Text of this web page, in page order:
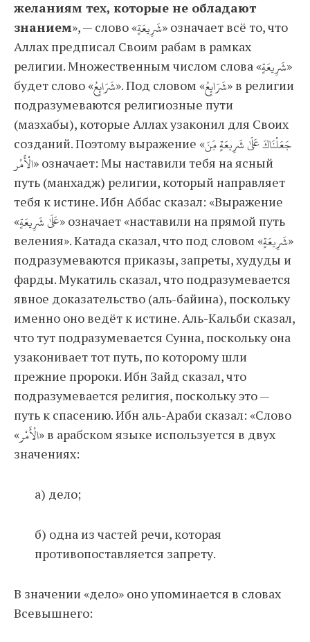
желаниям тех, которые не обладают
знанием», — слово «شَرِيعَةٍ» означает всё то, что
Аллах предписал Своим рабам в рамках
религии. Множественным числом слова «شَرِيعَةٍ»
будет слово «شَرَائِعُ». Под словом «شَرَائِعُ» в религии
подразумеваются религиозные пути
(мазхабы), которые Аллах узаконил для Своих
созданий. Поэтому выражение «جَعَلْنَاكَ عَلَىٰ شَرِيعَةٍ مِّنَ
الْأَمْر» означает: Мы наставили тебя на ясный
путь (манхадж) религии, который направляет
тебя к истине. Ибн Аббас сказал: «Выражение
«عَلَىٰ شَرِيعَةٍ» означает «наставили на прямой путь
веления». Катада сказал, что под словом «شَرِيعَةٍ»
подразумеваются приказы, запреты, худуды и
фарды. Мукатиль сказал, что подразумевается
явное доказательство (аль-байина), поскольку
именно оно ведёт к истине. Аль-Кальби сказал,
что тут подразумевается Сунна, поскольку она
узаконивает тот путь, по которому шли
прежние пророки. Ибн Зайд сказал, что
подразумевается религия, поскольку это —
путь к спасению. Ибн аль-Араби сказал: «Слово
«الْأَمْر» в арабском языке используется в двух
значениях:
а) дело;
б) одна из частей речи, которая
противопоставляется запрету.
В значении «дело» оно упоминается в словах
Всевышнего: